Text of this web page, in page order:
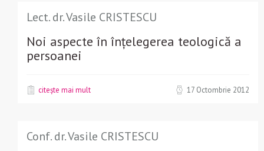
Lect. dr. Vasile CRISTESCU
Noi aspecte în înțelegerea teologică a
persoanei
citește mai mult 17 Octombrie 2012
Conf. dr. Vasile CRISTESCU